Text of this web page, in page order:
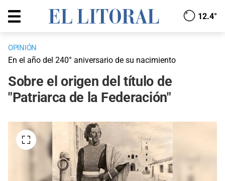
12.4°
OPINIÓN
En el año del 240° aniversario de su nacimiento
Sobre el origen del título de
"Patriarca de la Federación"